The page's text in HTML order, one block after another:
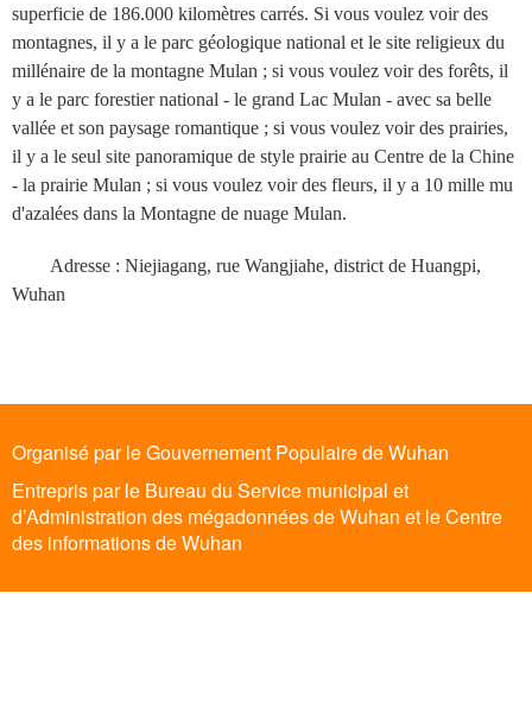
superficie de 186.000 kilomètres carrés. Si vous voulez voir des
montagnes, il y a le parc géologique national et le site religieux du
millénaire de la montagne Mulan ; si vous voulez voir des forêts, il
y a le parc forestier national - le grand Lac Mulan - avec sa belle
vallée et son paysage romantique ; si vous voulez voir des prairies,
il y a le seul site panoramique de style prairie au Centre de la Chine
- la prairie Mulan ; si vous voulez voir des fleurs, il y a 10 mille mu
d'azalées dans la Montagne de nuage Mulan.
Adresse : Niejiagang, rue Wangjiahe, district de Huangpi,
Wuhan
Organisé par le Gouvernement Populaire de Wuhan
Entrepris par le Bureau du Service municipal et
d’Administration des mégadonnées de Wuhan et le Centre
des informations de Wuhan